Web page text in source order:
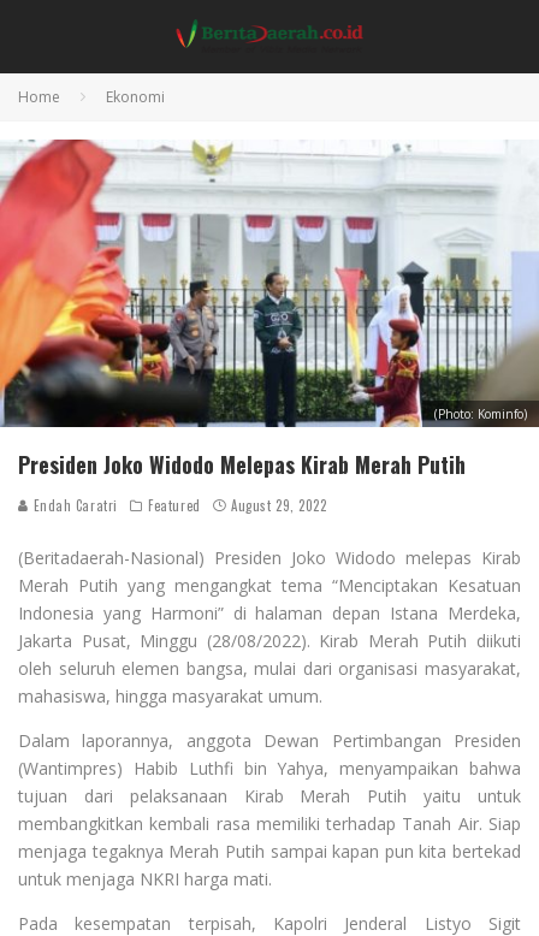
Home Ekonomi
(Photo: Kominfo)
Presiden Joko Widodo Melepas Kirab Merah Putih
Endah Caratri Featured August 29, 2022
(Beritadaerah-Nasional) Presiden Joko Widodo melepas Kirab
Merah Putih yang mengangkat tema “Menciptakan Kesatuan
Indonesia yang Harmoni” di halaman depan Istana Merdeka,
Jakarta Pusat, Minggu (28/08/2022). Kirab Merah Putih diikuti
oleh seluruh elemen bangsa, mulai dari organisasi masyarakat,
mahasiswa, hingga masyarakat umum.
Dalam laporannya, anggota Dewan Pertimbangan Presiden
(Wantimpres) Habib Luthfi bin Yahya, menyampaikan bahwa
tujuan dari pelaksanaan Kirab Merah Putih yaitu untuk
membangkitkan kembali rasa memiliki terhadap Tanah Air. Siap
menjaga tegaknya Merah Putih sampai kapan pun kita bertekad
untuk menjaga NKRI harga mati.
Pada kesempatan terpisah, Kapolri Jenderal Listyo Sigit